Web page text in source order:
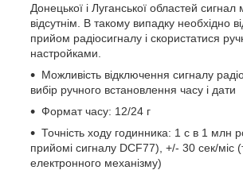
Донецької і Луганської областей
відсутнім. В такому випадку необхідно
прийом радіосигналу і скористатися
настройками.
Можливість відключення сигналу
вибір ручного встановлення часу і дати
Формат часу: 12/24 г
Точність ходу годинника: 1 с в 1 млн
прийомі сигналу DCF77), +/- 30 сек/міс
електронного механізму)